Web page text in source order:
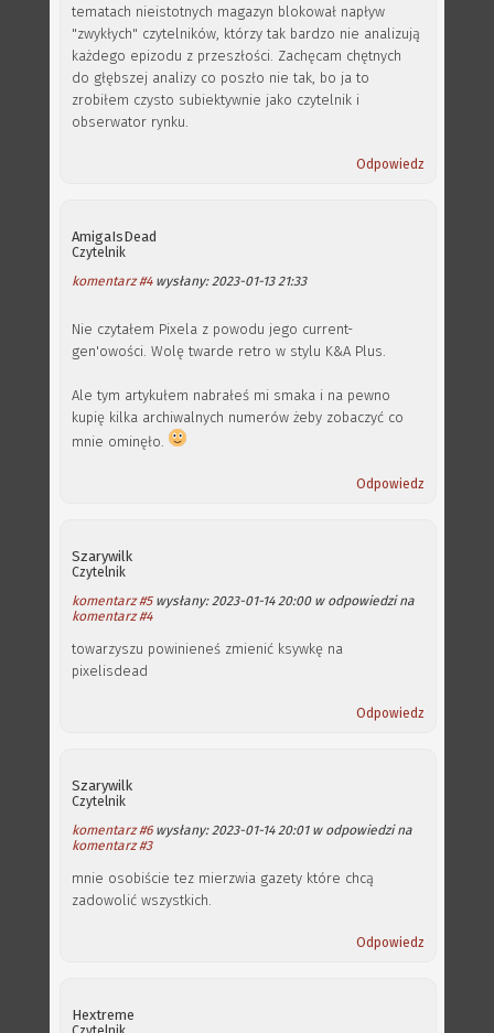
tematach nieistotnych magazyn blokował napływ
"zwykłych" czytelników, którzy tak bardzo nie analizują
każdego epizodu z przeszłości. Zachęcam chętnych
do głębszej analizy co poszło nie tak, bo ja to
zrobiłem czysto subiektywnie jako czytelnik i
obserwator rynku.
Odpowiedz
AmigaIsDead
Czytelnik
komentarz #4wysłany: 2023-01-13 21:33
Nie czytałem Pixela z powodu jego current-
gen'owości. Wolę twarde retro w stylu K&A Plus.
Ale tym artykułem nabrałeś mi smaka i na pewno
kupię kilka archiwalnych numerów żeby zobaczyć co
mnie ominęło.
Odpowiedz
Szarywilk
Czytelnik
komentarz #5wysłany: 2023-01-14 20:00 w odpowiedzi na
komentarz #4
towarzyszu powinieneś zmienić ksywkę na
pixelisdead
Odpowiedz
Szarywilk
Czytelnik
komentarz #6wysłany: 2023-01-14 20:01 w odpowiedzi na
komentarz #3
mnie osobiście tez mierzwia gazety które chcą
zadowolić wszystkich.
Odpowiedz
Hextreme